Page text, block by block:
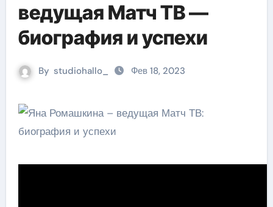
ведущая Матч ТВ —
биография и успехи
By studiohallo_ Фев 18, 2023